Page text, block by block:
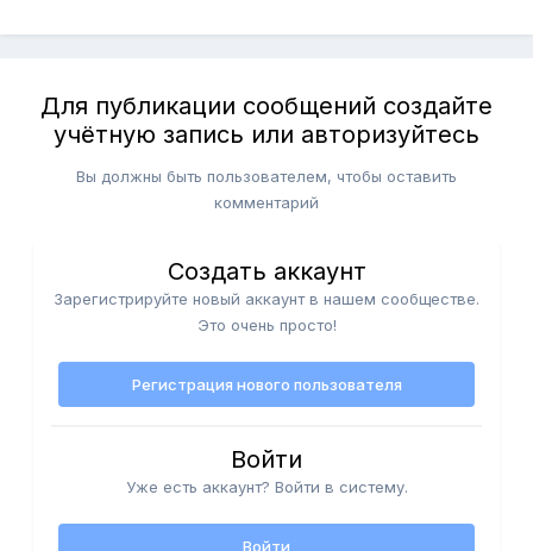
Для публикации сообщений создайте
учётную запись или авторизуйтесь
Вы должны быть пользователем, чтобы оставить
комментарий
Создать аккаунт
Зарегистрируйте новый аккаунт в нашем сообществе.
Это очень просто!
Регистрация нового пользователя
Войти
Уже есть аккаунт? Войти в систему.
Войти